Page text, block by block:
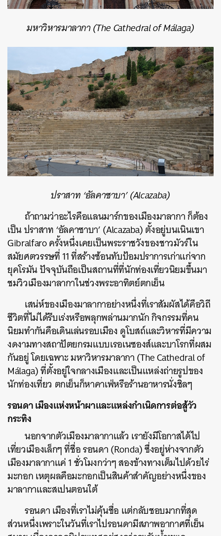
มหาวิหารมาลากา (The Cathedral of Málaga)
ปราสาท ‘อัลคาซาบา’ (Alcazaba)
ถ้าถามว่าอะไรคือแลนมาร์กของเมืองมาลากา ก็ต้อง
เป็น ปราสาท ‘อัลคาซาบา’ (Alcazaba) ตั้งอยู่บนเนินเขา
Gibralfaro ครั้งหนึ่งเคยเป็นพระราชวังของชาวมัวร์ใน
สมัยศตวรรษที่ 11 ที่สร้างซ้อนทับป้อมปราการเก่าแก่จาก
ยุคโรมัน ปัจจุบันถือเป็นสถานที่ที่นักท่องเที่ยวนิยมขึ้นมา
ชมวิวเมืองมาลากาในช่วงพระอาทิตย์ตกเย็น
เสน่ห์ของเมืองมาลากาอย่างหนึ่งที่เราสัมผัสได้คือวิถี
ชีวิตที่ไม่ได้รีบเร่งหรือพลุกพล่านมากนัก กิจกรรมที่คน
นิยมทำกันคือเดินเล่นรอบเมือง ดูโบสถ์และวิหารที่มีความ
งดงามทางสถาปัตยกรมแบบเรอเนซองส์และบาโรกที่ผสม
กันอยู่ โดยเฉพาะ มหาวิหารมาลากา (The Cathedral of
Málaga) ที่ตั้งอยู่ใจกลางเมืองและเป็นแหล่งถ่ายรูปของ
นักท่องเที่ยว ตกเย็นก็หาคาเฟ่หรือร้านอาหารนั่งชิลๆ
รอนดา เมืองแห่งหน้าผาและแหล่งกำเนิดการต่อสู้วัว
กระทิง
นอกจากตัวเมืองมาลากาแล้ว เรายังมีโอกาสได้ไป
เที่ยวเมืองเล็กๆ ที่ชื่อ รอนดา (Ronda) ซึ่งอยู่ห่างจากตัว
เมืองมาลากาแค่ 1 ชั่วโมงกว่าๆ สองข้างทางเต็มไปด้วยไร่
มะกอก เหตุผลคือมะกอกเป็นสินค้าสำคัญอย่างหนึ่งของ
มาลากาและสเปนตอนใต้
รอนดา เมืองที่เราไม่คุ้นชื่อ แต่กลับชอบมากที่สุด
ส่วนหนึ่งเพราะในวันที่เราไปรอนดามีสภาพอากาศที่เย็น